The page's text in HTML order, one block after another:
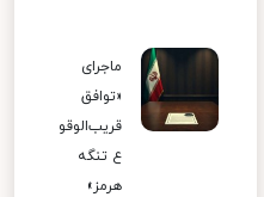
ماجرای
«توافق
قریب‌الوقو
ع تنگه
هرمز»